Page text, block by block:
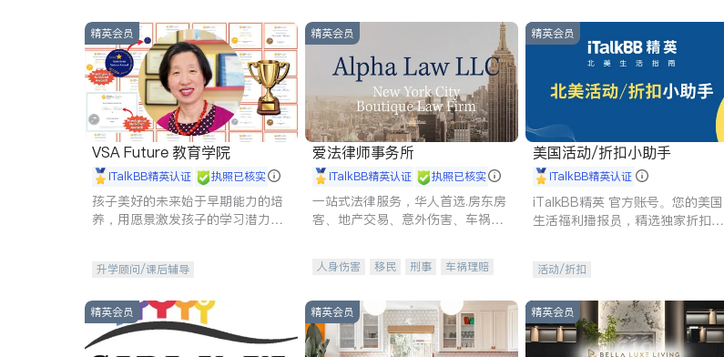
精英会员
VSA Future 教育学院
iTalkBB精英认证 执照已核实
孩子美好的未来始于早期能力的培
养，用愿景激发孩子的学习潜力和
升学顾问/课后辅导
精英会员
爱法律师事务所
iTalkBB精英认证 执照已核实
一站式法律服务，华人首选.房东房
客、地产交易、意外伤害、车祸重
人身伤害 移民 刑事
车祸理赔
商标注册
索赔 律师-其它 保释
精英会员
美国活动/折扣小助手
iTalkBB精英认证
iTalkBB精英 官方账号。您的美国
生活福利播报员，精选独家折扣、
活动/折扣
精英会员 精英会员 精英会员